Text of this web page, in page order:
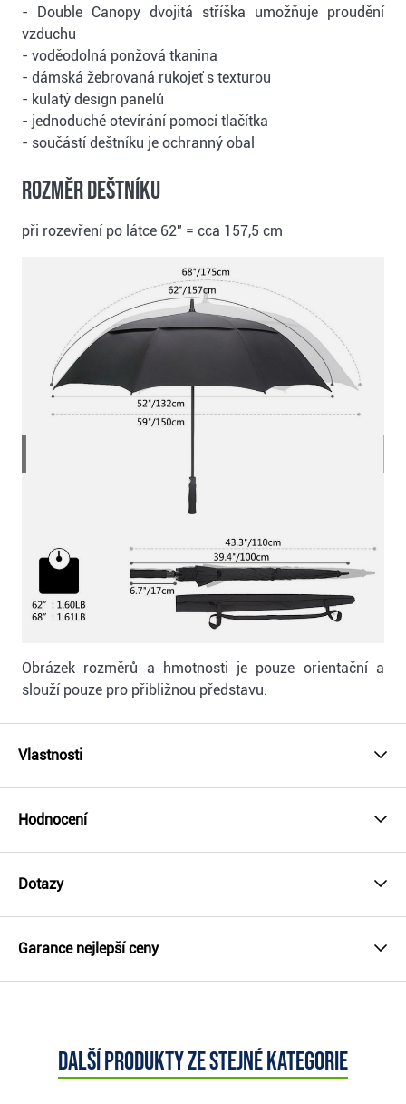
- Double Canopy dvojitá stříška umožňuje proudění
vzduchu
- voděodolná ponžová tkanina
- dámská žebrovaná rukojeť s texturou
- kulatý design panelů
- jednoduché otevírání pomocí tlačítka
- součástí deštníku je ochranný obal
Rozměr deštníku
při rozevření po látce 62" = cca 157,5 cm
Obrázek rozměrů a hmotnosti je pouze orientační a
slouží pouze pro přibližnou představu.
Vlastnosti
Hodnocení
Dotazy
Garance nejlepší ceny
Další produkty ze stejné kategorie